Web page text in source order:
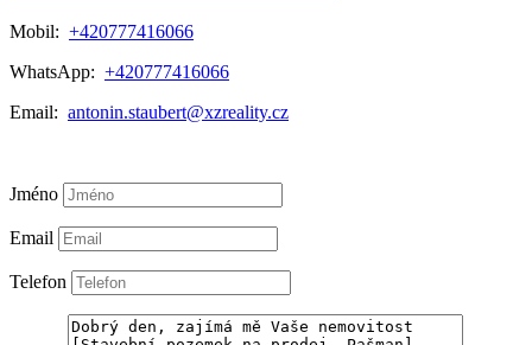
Mobil: +420777416066
WhatsApp: +420777416066
Email: antonin.staubert@xzreality.cz
Jméno
Email
Telefon